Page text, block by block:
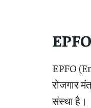
EPFO
रोजगार
संस्था है।